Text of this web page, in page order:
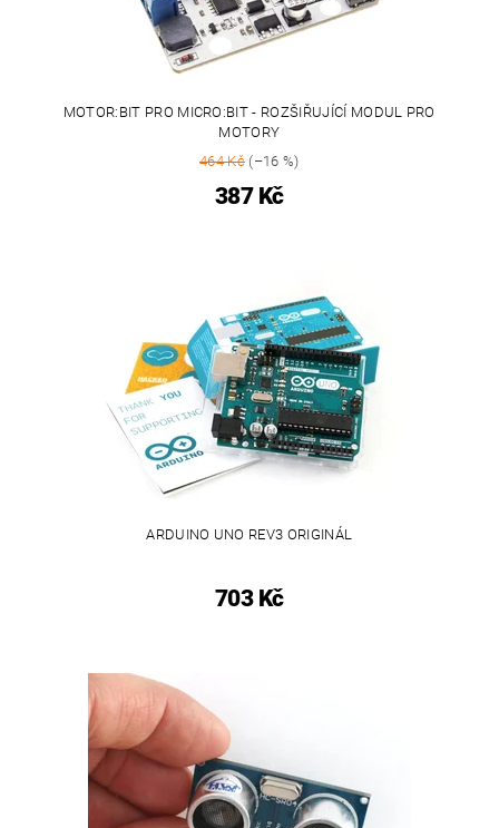
MOTOR:BIT PRO MICRO:BIT - ROZŠIŘUJÍCÍ MODUL PRO
MOTORY
464 Kč(–16 %)
387 Kč
ARDUINO UNO REV3 ORIGINÁL
703 Kč